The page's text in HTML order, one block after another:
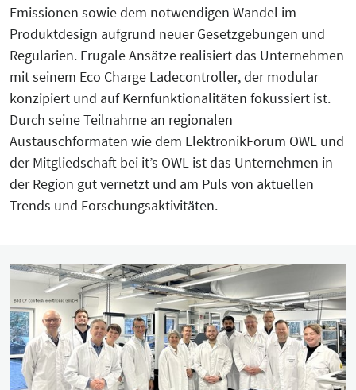
Emissionen sowie dem notwendigen Wandel im
Produktdesign aufgrund neuer Gesetzgebungen und
Regularien. Frugale Ansätze realisiert das Unternehmen
mit seinem Eco Charge Ladecontroller, der modular
konzipiert und auf Kernfunktionalitäten fokussiert ist.
Durch seine Teilnahme an regionalen
Austauschformaten wie dem ElektronikForum OWL und
der Mitgliedschaft bei it’s OWL ist das Unternehmen in
der Region gut vernetzt und am Puls von aktuellen
Trends und Forschungsaktivitäten.